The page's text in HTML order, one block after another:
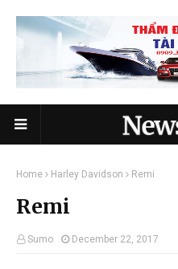
Home Harley Davidson Remi
Remi
Sumo December 22, 2017